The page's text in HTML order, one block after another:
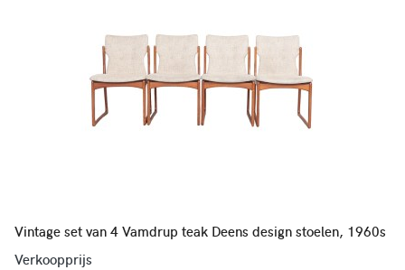
Vintage set van 4 Vamdrup teak Deens design stoelen, 1960s
Verkoopprijs